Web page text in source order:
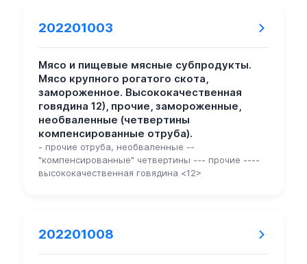
202201003
Мясо и пищевые мясные субпродукты.
Мясо крупного рогатого скота,
замороженное. Высококачественная
говядина 12), прочие, замороженные,
необваленные (четвертины
компенсированные отруба).
- прочие отруба, необваленные --
"компенсированные" четвертины --- прочие ----
высококачественная говядина <12>
202201008